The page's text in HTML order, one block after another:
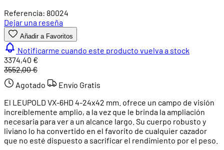
Referencia: 80024
Dejar una reseña
Añadir a Favoritos
Notificarme cuando este producto vuelva a stock
3374,40 €
3552,00 €
Agotado
Envío Gratis
El LEUPOLD VX-6HD 4-24x42 mm. ofrece un campo de visión
increíblemente amplio, a la vez que le brinda la ampliación
necesaria para ver a un alcance largo. Su cuerpo robusto y
liviano lo ha convertido en el favorito de cualquier cazador
que no esté dispuesto a sacrificar el rendimiento por el peso.